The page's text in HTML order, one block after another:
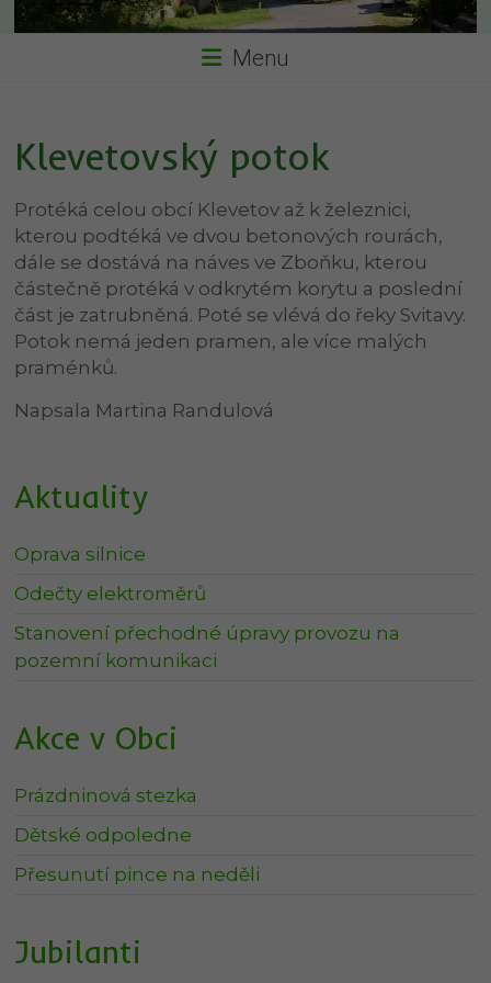
Menu
Klevetovský potok
Protéká celou obcí Klevetov až k železnici,
kterou podtéká ve dvou betonových rourách,
dále se dostává na náves ve Zboňku, kterou
částečně protéká v odkrytém korytu a poslední
část je zatrubněná. Poté se vlévá do řeky Svitavy.
Potok nemá jeden pramen, ale více malých
praménků.
Napsala Martina Randulová
Aktuality
Oprava silnice
Odečty elektroměrů
Stanovení přechodné úpravy provozu na
pozemní komunikaci
Akce v Obci
Prázdninová stezka
Dětské odpoledne
Přesunutí pince na neděli
Jubilanti